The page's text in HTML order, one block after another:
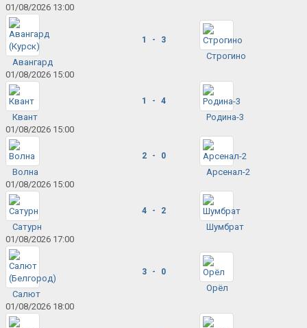
01/08/2026 13:00
Авангард
1 - 3
Строгино
01/08/2026 15:00
Квант
1 - 4
Родина-3
01/08/2026 15:00
Волна
2 - 0
Арсенал-2
01/08/2026 15:00
Сатурн
4 - 2
Шумбрат
01/08/2026 17:00
Салют
3 - 0
Орёл
01/08/2026 18:00